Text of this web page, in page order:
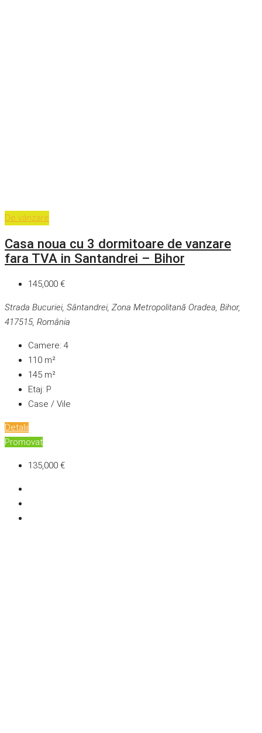
De vânzare
Casa noua cu 3 dormitoare de vanzare
fara TVA in Santandrei – Bihor
145,000 €
Strada Bucuriei, Sântandrei, Zona Metropolitană Oradea, Bihor,
417515, România
Camere: 4
110 m²
145 m²
Etaj: P
Case / Vile
Detalii
Promovat
135,000 €